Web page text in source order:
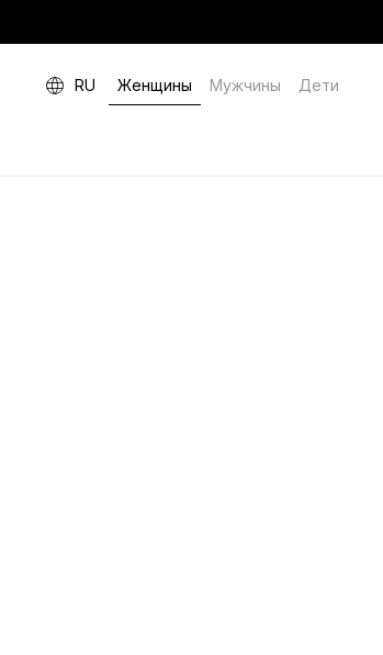
RU Женщины Мужчины Дети